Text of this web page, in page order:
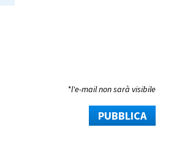
*l'e-mail non sarà visibile
PUBBLICA